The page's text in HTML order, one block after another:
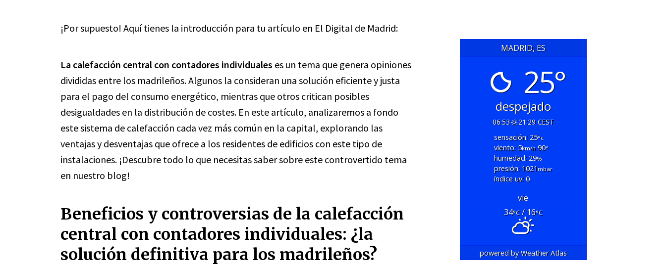
¡Por supuesto! Aquí tienes la introducción para tu artículo en El Digital de Madrid:
La calefacción central con contadores individuales es un tema que genera opiniones
divididas entre los madrileños. Algunos la consideran una solución eficiente y justa
para el pago del consumo energético, mientras que otros critican posibles
desigualdades en la distribución de costes. En este artículo, analizaremos a fondo
este sistema de calefacción cada vez más común en la capital, explorando las
ventajas y desventajas que ofrece a los residentes de edificios con este tipo de
instalaciones. ¡Descubre todo lo que necesitas saber sobre este controvertido tema
en nuestro blog!
Beneficios y controversias de la calefacción
central con contadores individuales: ¿la
solución definitiva para los madrileños?
MADRID, ES
25°
despejado
06:53
21:29 CEST
sensación: 25°c
viento: 5km/h 90°
humedad: 29%
presión: 1021 mbar
índice uv: 0
vie
34°C/ 16°C
powered byWeather Atlas